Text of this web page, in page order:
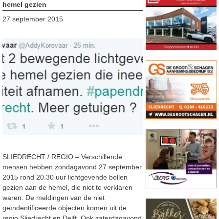
hemel gezien
27 september 2015
SLIEDRECHT / REGIO – Verschillende
mensen hebben zondagavond 27 september
2015 rond 20.30 uur lichtgevende bollen
gezien aan de hemel, die niet te verklaren
waren. De meldingen van de niet
geïndentificeerde objecten komen uit de